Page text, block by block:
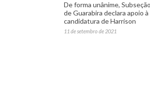
De forma unânime,
de Guarabira declara apoio
candidatura de Harrison
11 de setembro de 2021